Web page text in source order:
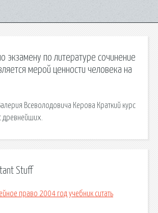
экзамену по литературе сочинение
мерой ценности человека на
Всеволодовича Керова Краткий курс
древнейших.
Stuff
право 2004 год учебник ситать